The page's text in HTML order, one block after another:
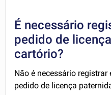
É necessário
pedido de
cartório?
Não é necessário
pedido de licença